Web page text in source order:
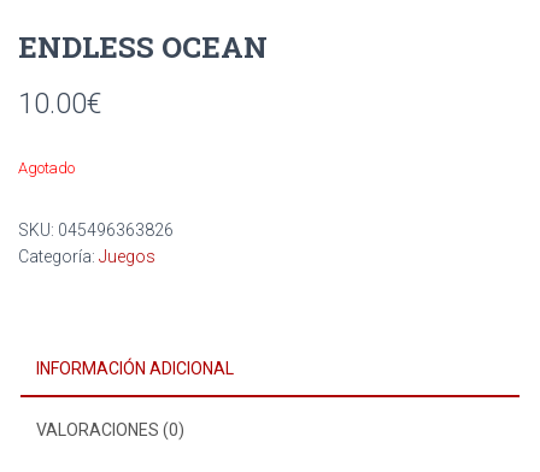
ENDLESS OCEAN
10.00€
Agotado
SKU: 045496363826
Categoría: Juegos
INFORMACIÓN ADICIONAL
VALORACIONES (0)